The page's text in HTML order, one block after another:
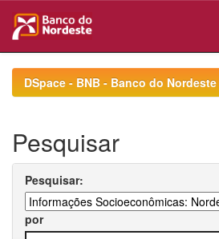
navigationDSpace - BNB - Banco do
Pesquisar
Pesquisar:
por